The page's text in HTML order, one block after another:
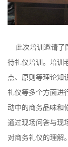
此次培训邀请了
待礼仪培训。培训
点、原则等理论知
礼仪等多个方面进
动中的商务品味和
通过现场问答与现
对商务礼仪的理解